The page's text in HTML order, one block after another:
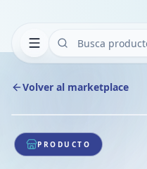
Volver al marketplace
1/1
PRODUCTO